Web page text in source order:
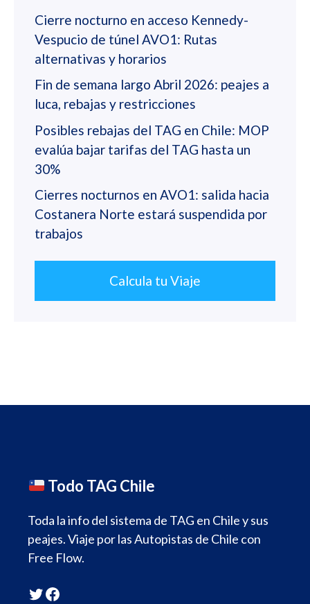
Cierre nocturno en acceso Kennedy-
Vespucio de túnel AVO1: Rutas
alternativas y horarios
Fin de semana largo Abril 2026: peajes a
luca, rebajas y restricciones
Posibles rebajas del TAG en Chile: MOP
evalúa bajar tarifas del TAG hasta un
30%
Cierres nocturnos en AVO1: salida hacia
Costanera Norte estará suspendida por
trabajos
Calcula tu Viaje
Todo TAG Chile
Toda la info del sistema de TAG en Chile y sus
peajes. Viaje por las Autopistas de Chile con
Free Flow.
Twitter
Facebook